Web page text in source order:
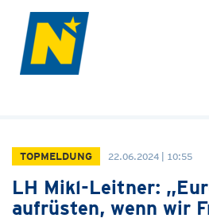
TOPMELDUNG 22.06.2024 | 10:55
LH Mikl-Leitner:
aufrüsten, wenn wir